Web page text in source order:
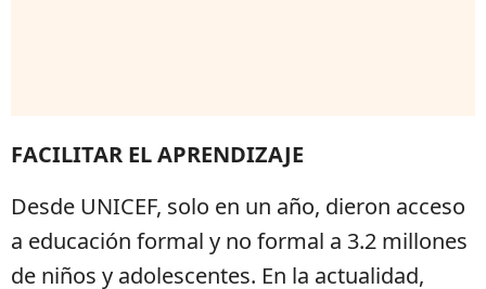
FACILITAR EL APRENDIZAJE
Desde UNICEF, solo en un año, dieron acceso
a educación formal y no formal a 3.2 millones
de niños y adolescentes. En la actualidad,